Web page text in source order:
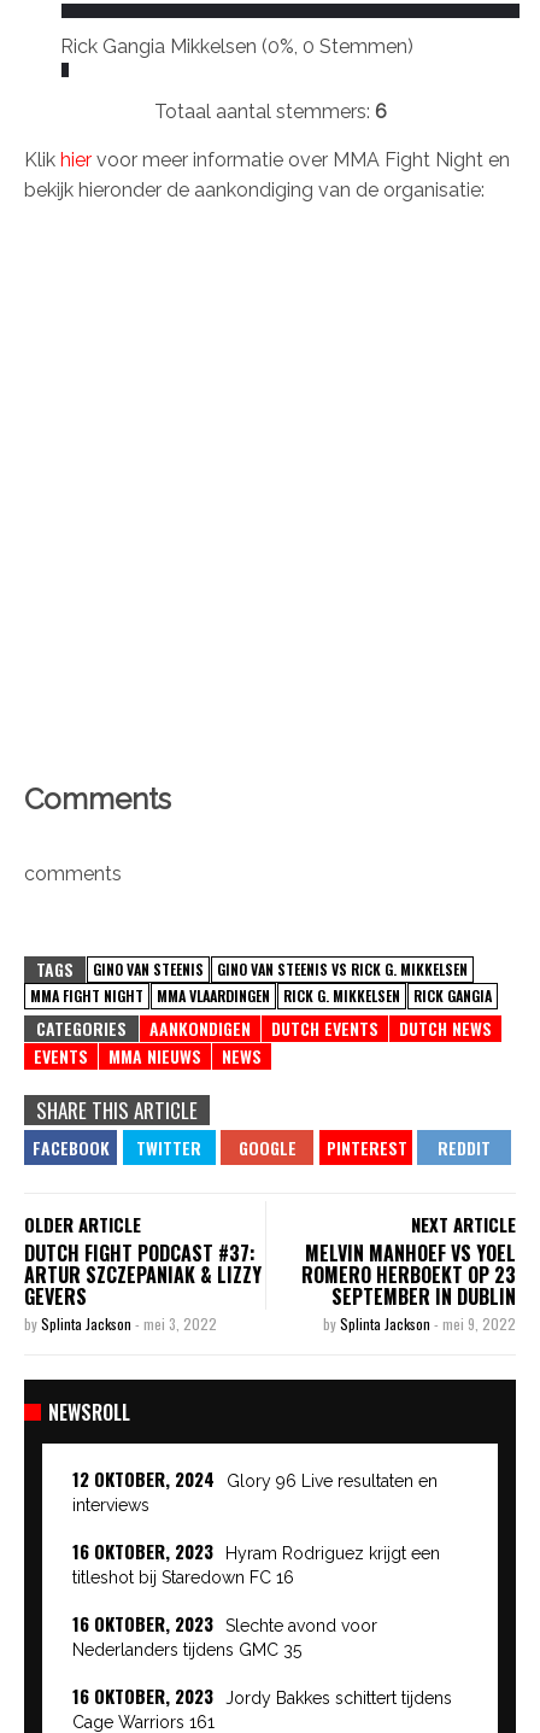
Rick Gangia Mikkelsen (0%, 0 Stemmen)
Totaal aantal stemmers: 6
Klik hier voor meer informatie over MMA Fight Night en
bekijk hieronder de aankondiging van de organisatie:
Comments
comments
TAGS GINO VAN STEENIS
GINO VAN STEENIS VS RICK G. MIKKELSEN
MMA FIGHT NIGHT
MMA VLAARDINGEN RICK G. MIKKELSEN RICK GANGIA
CATEGORIES AANKONDIGEN DUTCH EVENTS
DUTCH NEWS
EVENTS
MMA NIEUWS NEWS
SHARE THIS ARTICLE
OLDER ARTICLE
DUTCH FIGHT PODCAST #37:
ARTUR SZCZEPANIAK & LIZZY
GEVERS
bySplinta Jackson - mei 3, 2022
NEXT ARTICLE
MELVIN MANHOEF VS YOEL
ROMERO HERBOEKT OP 23
SEPTEMBER IN DUBLIN
bySplinta Jackson - mei 9, 2022
NEWSROLL
12 OKTOBER, 2024
Glory 96 Live resultaten en
interviews
16 OKTOBER, 2023
Hyram Rodriguez krijgt een
titleshot bij Staredown FC 16
16 OKTOBER, 2023
Slechte avond voor
Nederlanders tijdens GMC 35
16 OKTOBER, 2023
Jordy Bakkes schittert tijdens
Cage Warriors 161